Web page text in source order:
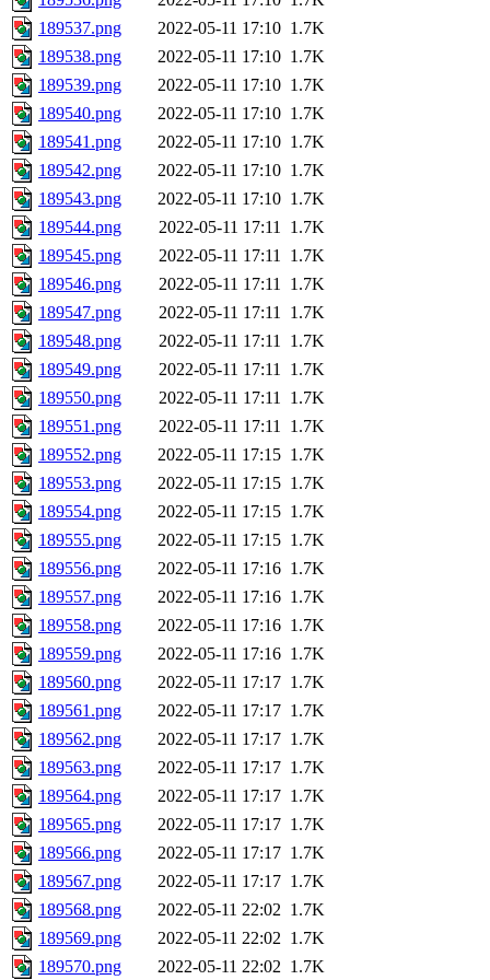
189537.png
2022-05-11 17:10 1.7K
189538.png
2022-05-11 17:10 1.7K
189539.png
2022-05-11 17:10 1.7K
189540.png
2022-05-11 17:10 1.7K
189541.png
2022-05-11 17:10 1.7K
189542.png
2022-05-11 17:10 1.7K
189543.png
2022-05-11 17:10 1.7K
189544.png
2022-05-11 17:11 1.7K
189545.png
2022-05-11 17:11 1.7K
189546.png
2022-05-11 17:11 1.7K
189547.png
2022-05-11 17:11 1.7K
189548.png
2022-05-11 17:11 1.7K
189549.png
2022-05-11 17:11 1.7K
189550.png
2022-05-11 17:11 1.7K
189551.png
2022-05-11 17:11 1.7K
189552.png
2022-05-11 17:15 1.7K
189553.png
2022-05-11 17:15 1.7K
189554.png
2022-05-11 17:15 1.7K
189555.png
2022-05-11 17:15 1.7K
189556.png
2022-05-11 17:16 1.7K
189557.png
2022-05-11 17:16 1.7K
189558.png
2022-05-11 17:16 1.7K
189559.png
2022-05-11 17:16 1.7K
189560.png
2022-05-11 17:17 1.7K
189561.png
2022-05-11 17:17 1.7K
189562.png
2022-05-11 17:17 1.7K
189563.png
2022-05-11 17:17 1.7K
189564.png
2022-05-11 17:17 1.7K
189565.png
2022-05-11 17:17 1.7K
189566.png
2022-05-11 17:17 1.7K
189567.png
2022-05-11 17:17 1.7K
189568.png
2022-05-11 22:02 1.7K
189569.png
2022-05-11 22:02 1.7K
189570.png
2022-05-11 22:02 1.7K